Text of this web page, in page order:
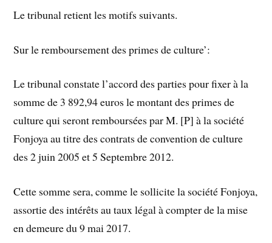
Le tribunal retient les motifs suivants.
Sur le remboursement des primes de culture’:
Le tribunal constate l’accord des parties pour fixer à la
somme de 3 892,94 euros le montant des primes de
culture qui seront remboursées par M. [P] à la société
Fonjoya au titre des contrats de convention de culture
des 2 juin 2005 et 5 Septembre 2012.
Cette somme sera, comme le sollicite la société Fonjoya,
assortie des intérêts au taux légal à compter de la mise
en demeure du 9 mai 2017.